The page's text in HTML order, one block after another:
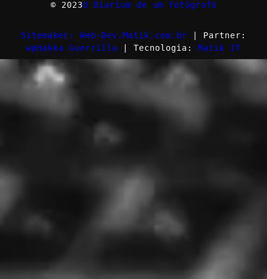
© 2023O Diarium de um fotógrafo
Sitemaker: Web-Dev.Matik.com.br | Partner:
wpHakka Guerrilla | Tecnologia: Matik IT